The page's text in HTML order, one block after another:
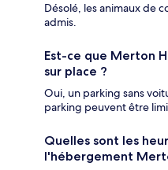
Désolé, les animaux de
admis.
Est-ce que Merton
sur place ?
Oui, un parking sans
parking peuvent être
Quelles sont les
l'hébergement